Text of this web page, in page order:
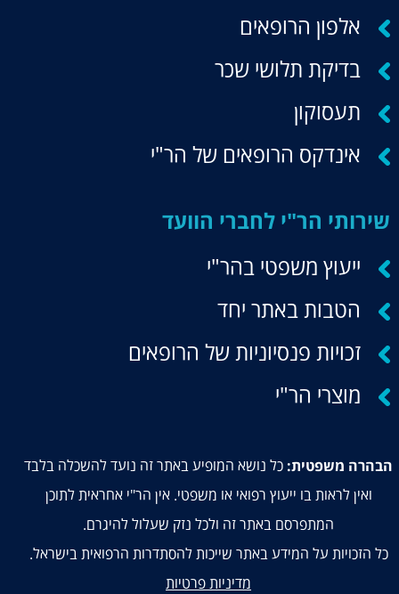
אלפון הרופאים
בדיקת תלושי שכר
תעסוקון
אינדקס הרופאים של הר"י
שירותי הר"י לחברי הוועד
ייעוץ משפטי בהר"י
הטבות באתר יחד
זכויות פנסיוניות של הרופאים
מוצרי הר"י
הבהרה משפטית: כל נושא המופיע באתר זה נועד להשכלה בלבד
ואין לראות בו ייעוץ רפואי או משפטי. אין הר"י אחראית לתוכן
המתפרסם באתר זה ולכל נזק שעלול להיגרם.
כל הזכויות על המידע באתר שייכות להסתדרות הרפואית בישראל.
מדיניות פרטיות